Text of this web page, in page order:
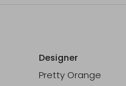
Designer
Pretty Orange